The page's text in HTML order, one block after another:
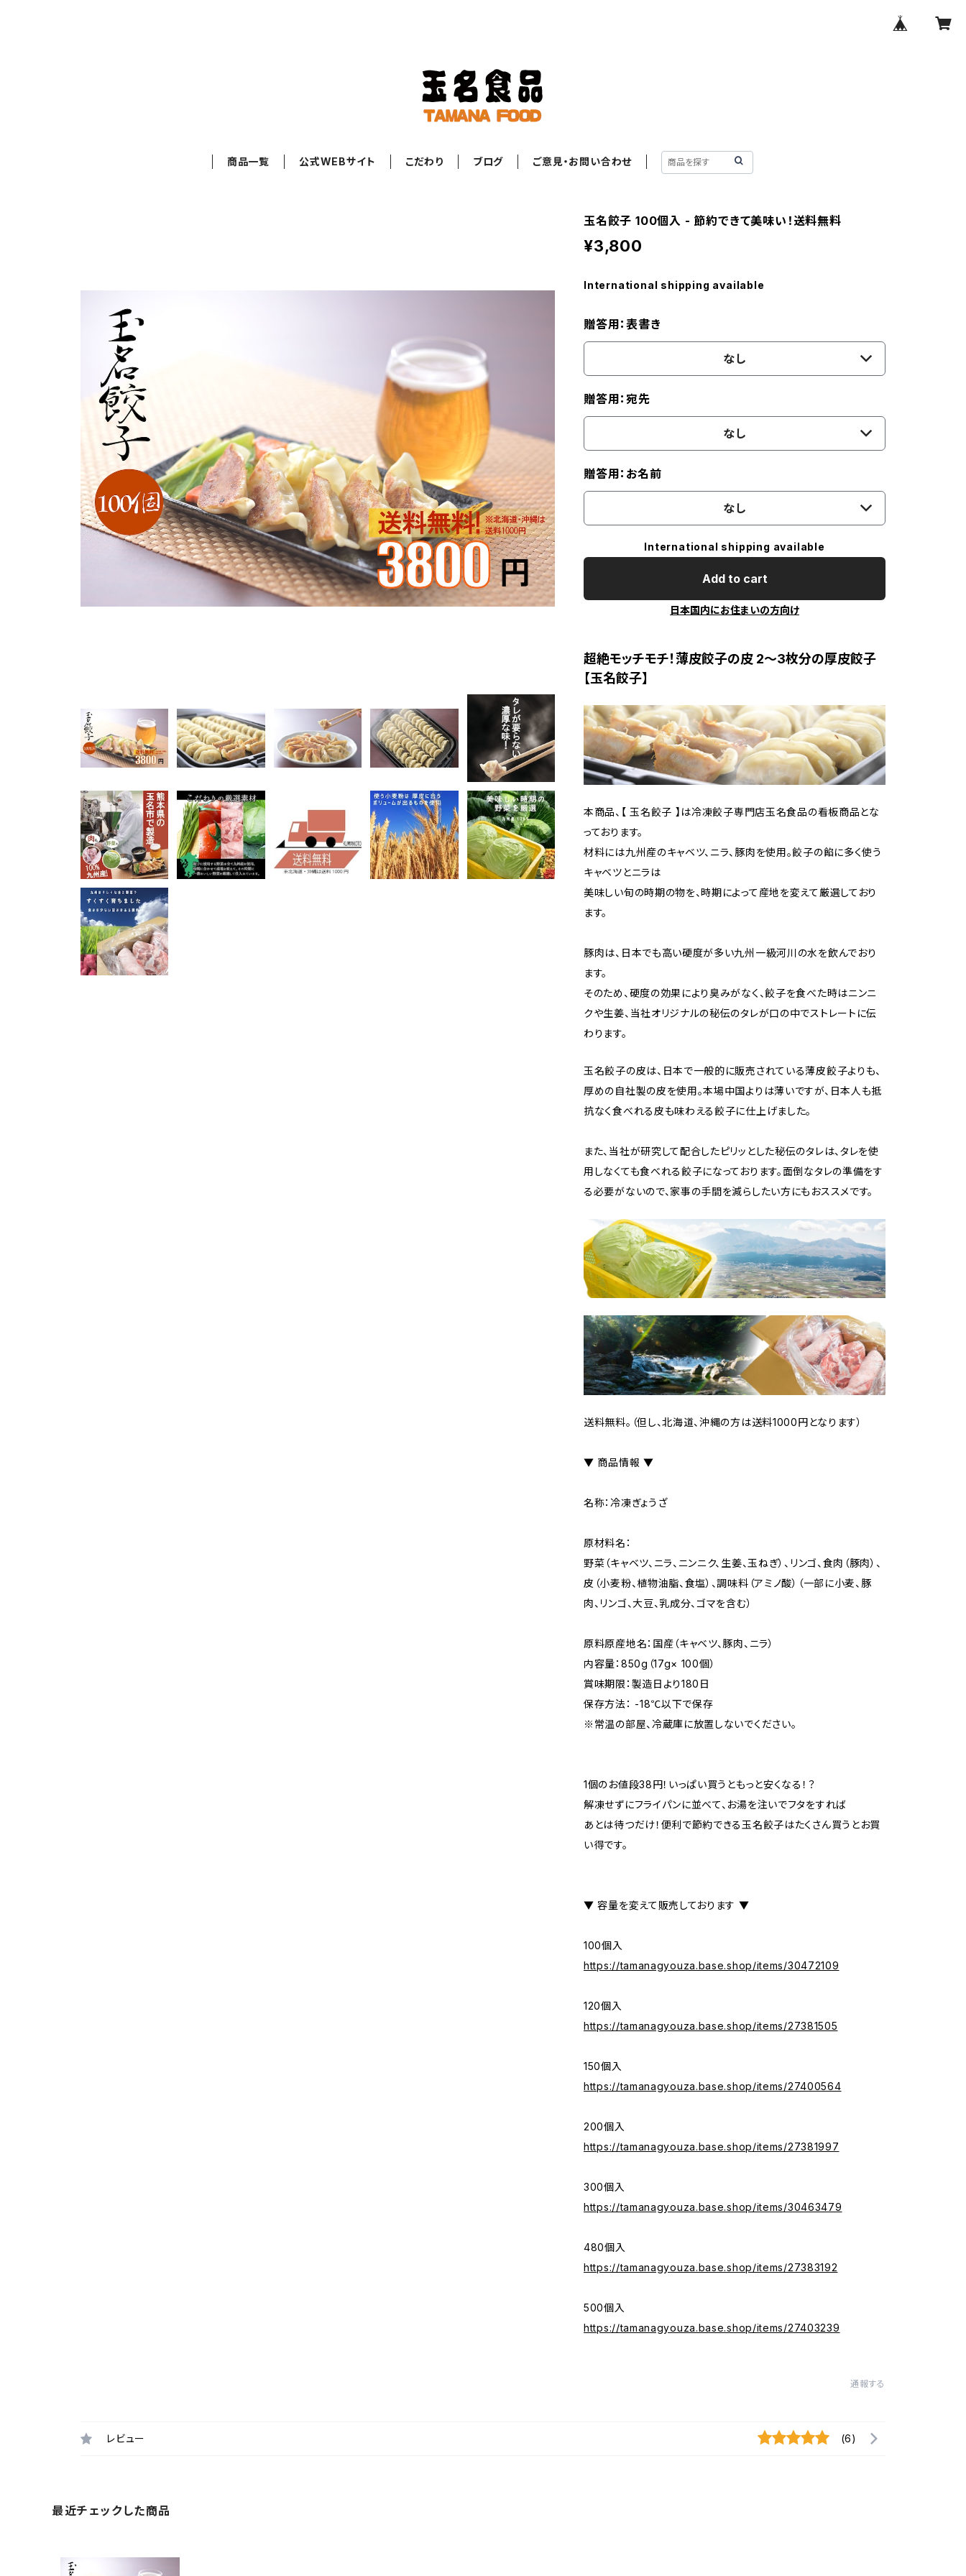
商品一覧 公式WEBサイト こだわり ブログ ご意見・お問い合わせ
玉名餃子 100個入 - 節約できて美味い！送料無料
¥3,800
International shipping available
贈答用：表書き
なし
贈答用：宛先
なし
贈答用：お名前
なし
International shipping available
Add to cart
日本国内にお住まいの方向け
超絶モッチモチ！薄皮餃子の皮 2～3枚分の厚皮餃子
【玉名餃子】
本商品、【 玉名餃子 】は冷凍餃子専門店玉名食品の看板商品とな
っております。
材料には九州産のキャベツ、ニラ、豚肉を使用。餃子の餡に多く使う
キャベツとニラは
美味しい旬の時期の物を、時期によって産地を変えて厳選しており
ます。
豚肉は、日本でも高い硬度が多い九州一級河川の水を飲んでおり
ます。
そのため、硬度の効果により臭みがなく、餃子を食べた時はニンニ
クや生姜、当社オリジナルの秘伝のタレが口の中でストレートに伝
わります。
玉名餃子の皮は、日本で一般的に販売されている薄皮餃子よりも、
厚めの自社製の皮を使用。本場中国よりは薄いですが、日本人も抵
抗なく食べれる皮も味わえる餃子に仕上げました。
また、当社が研究して配合したピリッとした秘伝のタレは、タレを使
用しなくても食べれる餃子になっております。面倒なタレの準備をす
る必要がないので、家事の手間を減らしたい方にもおススメです。
送料無料。（但し、北海道、沖縄の方は送料1000円となります）
▼ 商品情報 ▼
名称：冷凍ぎょうざ
原材料名：
野菜（キャベツ、ニラ、ニンニク、生姜、玉ねぎ）、リンゴ、食肉（豚肉）、
皮（小麦粉、植物油脂、食塩）、調味料（アミノ酸）（一部に小麦、豚
肉、リンゴ、大豆、乳成分、ゴマを含む）
原料原産地名：国産（キャベツ、豚肉、ニラ）
内容量：850g（17g× 100個）
賞味期限：製造日より180日
保存方法： -18℃以下で保存
※常温の部屋、冷蔵庫に放置しないでください。
1個のお値段38円！いっぱい買うともっと安くなる！？
解凍せずにフライパンに並べて、お湯を注いでフタをすれば
あとは待つだけ！便利で節約できる玉名餃子はたくさん買うとお買
い得です。
▼ 容量を変えて販売しております ▼
100個入
https://tamanagyouza.base.shop/items/30472109
120個入
https://tamanagyouza.base.shop/items/27381505
150個入
https://tamanagyouza.base.shop/items/27400564
200個入
https://tamanagyouza.base.shop/items/27381997
300個入
https://tamanagyouza.base.shop/items/30463479
480個入
https://tamanagyouza.base.shop/items/27383192
500個入
https://tamanagyouza.base.shop/items/27403239
通報する
レビュー (6)
最近チェックした商品